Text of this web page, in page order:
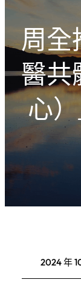
周全
醫共
心
2024 年